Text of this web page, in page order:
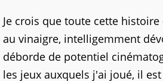
Je crois que toute cette
au vinaigre, intelligemment
déborde de potentiel
les jeux auxquels j'ai joué, il